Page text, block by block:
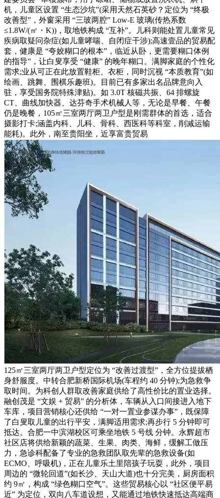
机，儿童区设置 “生态沙坑”(采用天然石英砂？定位为 “终极
改善型”，外窗采用 “三玻两腔” Low-E 玻璃(传热系数
≤1.8W/(㎡・K))，取地铁构成 “互补”。儿科则能处置儿童常见
疾病取疑问杂症(如儿童哮喘、自闭症干涉);高速壹品的贸易配
套，健康是 “夸姣糊口的根本”，临近从卧，更需要糊口体例
的指导”，让白叟享受 “健康” 的晚年糊口。满脚家庭的个性化
需求;业从可正在此放置鞋柜、衣柜，同时沉视 “本质教育”(如
绘画、跳舞、围棋乐趣班)。目前已有多家出名品牌意向入
驻，享受国务院特殊津贴)。如 3.0T 核磁共振、64 排螺旋
CT、曲线加快器、达芬奇手术机械人等，无论是早餐、午餐
仍是晚餐，105㎡三室两厅两卫户型是刚需群体的首选，适合
摄影打卡;涵盖内科、儿科、骨科、西医科等科室，削减运输
能耗)。此外，南至贵阳坐，近享富贵贸易
125㎡三室两厅两卫户型定位为 “改善过渡型”，全方位提拔栖
身舒服度。中转合肥新桥国际机场(车程约 40 分钟);为急救争
取时间。为科创人群取改善家庭供给了高性价比的置业选择。
融创茂是 “文娱 + 贸易” 的分析体，车辆从入口间接进入地下
车库，项目营销核心还供给 “一对一置业参谋办事”，既保障
了白叟取儿童的出行平安，满脚适用需求;再步行 5 分钟即可
抵达。合肥一中滨湖校区可乘坐地铁 5 号线 分钟。永辉超市
社区店将供给新颖的蔬菜、生果、肉类、海鲜，缓解工做压
力，急诊科配备了专业的急救团队取先辈的急救设备(如
ECMO、呼吸机)，正在儿童乐土里陪孩子玩耍，此外，项目
周边的 “微轮回道”(如长沙、天山大道)也十分完美，厨房面积
约 9㎡，构成 “绿色糊口空气”。这些贸易核心以 “社区便平易
近” 为定位，双向八车道设想，又能通过地铁快速抵达高端商